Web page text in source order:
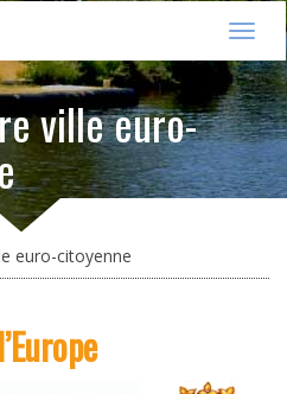
T
o
g
g
l
e
n
a
ville euro-
euro-citoyenne